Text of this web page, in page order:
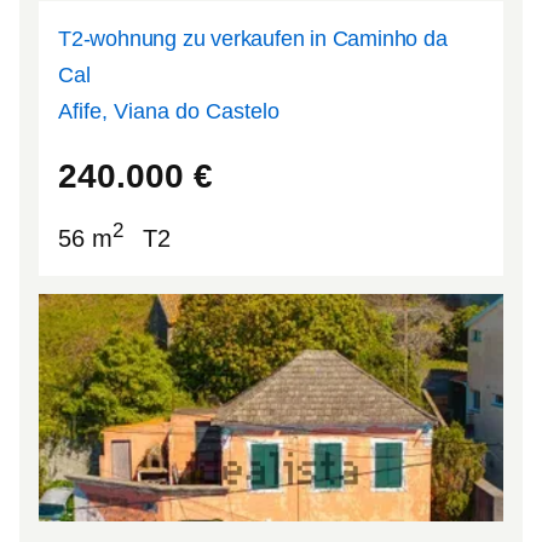
T2-wohnung zu verkaufen in Caminho da
Cal
Afife, Viana do Castelo
240.000 €
56 m2 T2